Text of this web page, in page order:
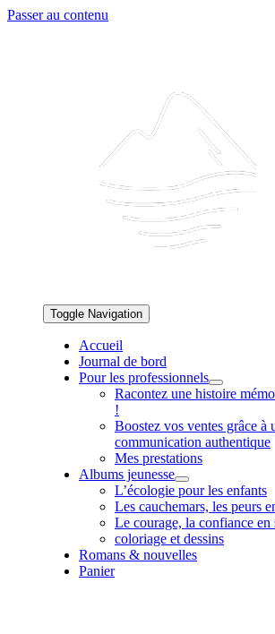
Passer au contenu
Toggle Navigation
Accueil
Journal de bord
Pour les professionnels
Racontez une histoire
!
Boostez vos ventes grâce à
communication authentique
Mes prestations
Albums jeunesse
L’écologie pour les enfants
Les cauchemars, les peurs
Le courage, la confiance en
coloriage et dessins
Romans & nouvelles
Panier